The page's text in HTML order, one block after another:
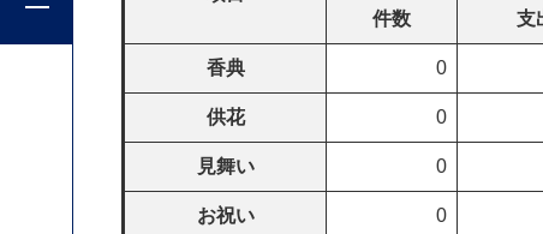
件数 支
香典 0
供花 0
見舞い 0
お祝い 0